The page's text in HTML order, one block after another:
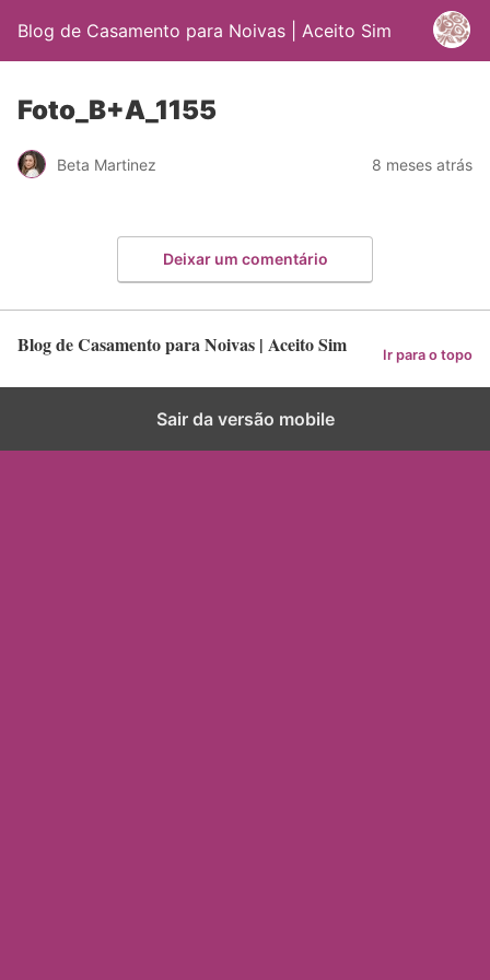
Blog de Casamento para Noivas | Aceito Sim
Foto_B+A_1155
Beta Martinez 8 meses atrás
Deixar um comentário
Blog de Casamento para Noivas | Aceito Sim Ir para o topo
Sair da versão mobile